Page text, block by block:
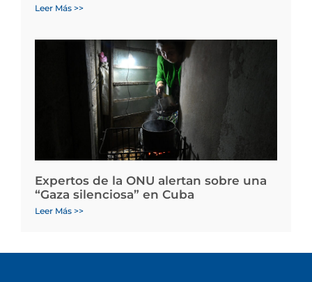
Leer Más >>
Expertos de la ONU alertan sobre una
“Gaza silenciosa” en Cuba
Leer Más >>